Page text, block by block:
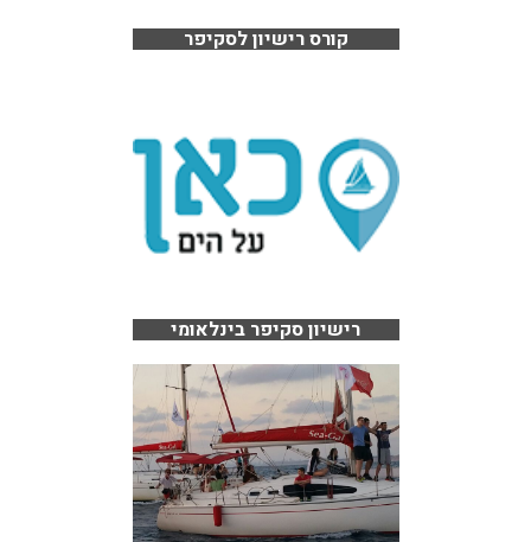
קורס רישיון לסקיפר
רישיון סקיפר בינלאומי